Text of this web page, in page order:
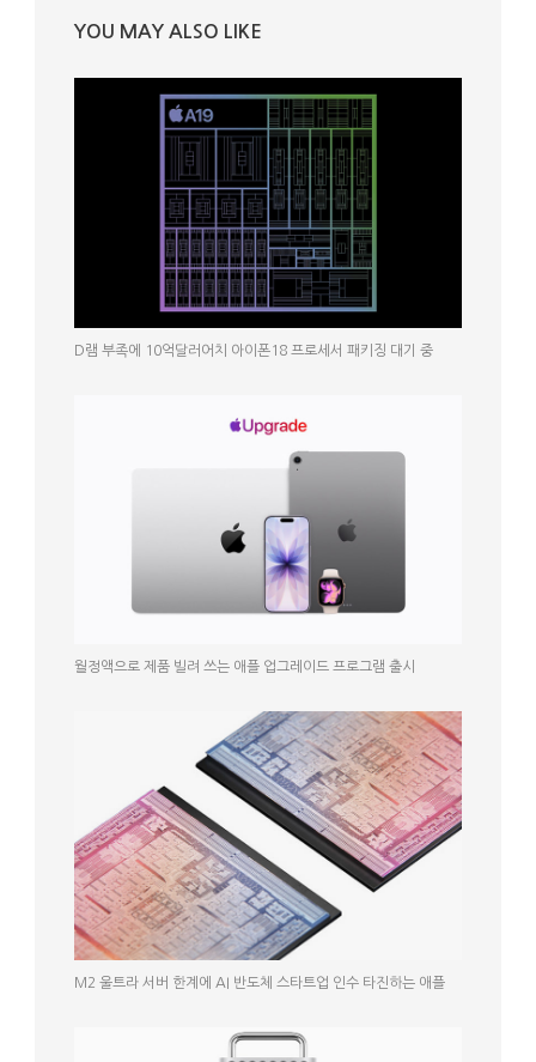
YOU MAY ALSO LIKE
D램 부족에 10억달러어치 아이폰18 프로세서 패키징 대기 중
월정액으로 제품 빌려 쓰는 애플 업그레이드 프로그램 출시
M2 울트라 서버 한계에 AI 반도체 스타트업 인수 타진하는 애플